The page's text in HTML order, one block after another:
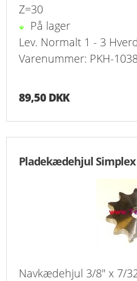
Z=30
På lager
Lev. Normalt 1 - 3
Varenummer: PKH-
89,50 DKK
Pladekædehjul Simplex
Navkædehjul 3/8" x 7/